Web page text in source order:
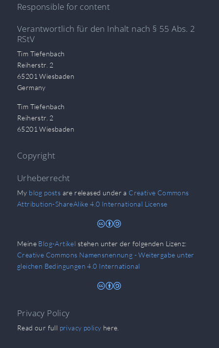
Responsible for content
Verantwortlich für den Inhalt nach § 55 Abs. 2
RStV
Tim Tiefenbach
Reiherstr. 2
65201 Wiesbaden
Germany
Tim Tiefenbach
Reiherstr. 2
65201 Wiesbaden
Copyright
Urheberrecht
My blog posts are released under a Creative Commons
Attribution-ShareAlike 4.0 International License
Meine Blog-Artikel stehen unter der folgenden Lizenz:
Creative Commons Namensnennung - Weitergabe unter
gleichen Bedingungen 4.0 International
Privacy Policy
Read our full privacy policy here.